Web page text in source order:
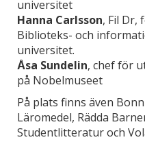
universitet
Hanna Carlsson, Fil Dr,
Biblioteks- och
universitet.
Åsa Sundelin, chef för
på Nobelmuseet
På plats finns även
Läromedel, Rädda
Studentlitteratur och